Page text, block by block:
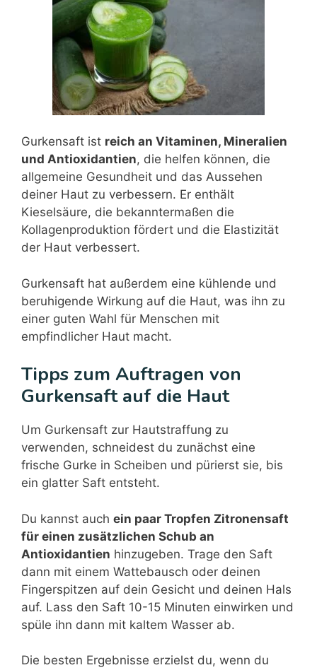
Gurkensaft ist reich an Vitaminen, Mineralien
und Antioxidantien, die helfen können, die
allgemeine Gesundheit und das Aussehen
deiner Haut zu verbessern. Er enthält
Kieselsäure, die bekanntermaßen die
Kollagenproduktion fördert und die Elastizität
der Haut verbessert.
Gurkensaft hat außerdem eine kühlende und
beruhigende Wirkung auf die Haut, was ihn zu
einer guten Wahl für Menschen mit
empfindlicher Haut macht.
Tipps zum Auftragen von
Gurkensaft auf die Haut
Um Gurkensaft zur Hautstraffung zu
verwenden, schneidest du zunächst eine
frische Gurke in Scheiben und pürierst sie, bis
ein glatter Saft entsteht.
Du kannst auch ein paar Tropfen Zitronensaft
für einen zusätzlichen Schub an
Antioxidantien hinzugeben. Trage den Saft
dann mit einem Wattebausch oder deinen
Fingerspitzen auf dein Gesicht und deinen Hals
auf. Lass den Saft 10-15 Minuten einwirken und
spüle ihn dann mit kaltem Wasser ab.
Die besten Ergebnisse erzielst du, wenn du